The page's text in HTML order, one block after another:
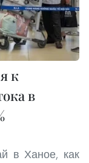
к
в
в Ханое, как